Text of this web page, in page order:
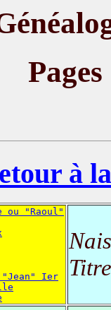
à
ou "Raoul"
"Jean" Ier